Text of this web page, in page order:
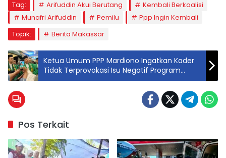
Tag: Arifuddin Akui Berutang
Kembali Berkoalisi
Munafri Arifuddin
Pemilu
Ppp Ingin Kembali
Topik:
Berita Makassar
Ketua Umum PPP Mardiono Ingatkan Kader
Tidak Terprovokasi Isu Negatif Program
Presiden
Pos Terkait